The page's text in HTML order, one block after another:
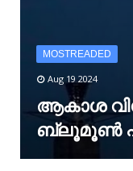
MOSTREADED
Aug 19 2024
ആകാശ
ബ്ലൂമൂൺ